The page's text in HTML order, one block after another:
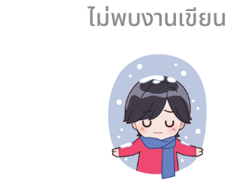
ไม่พบงานเขียน